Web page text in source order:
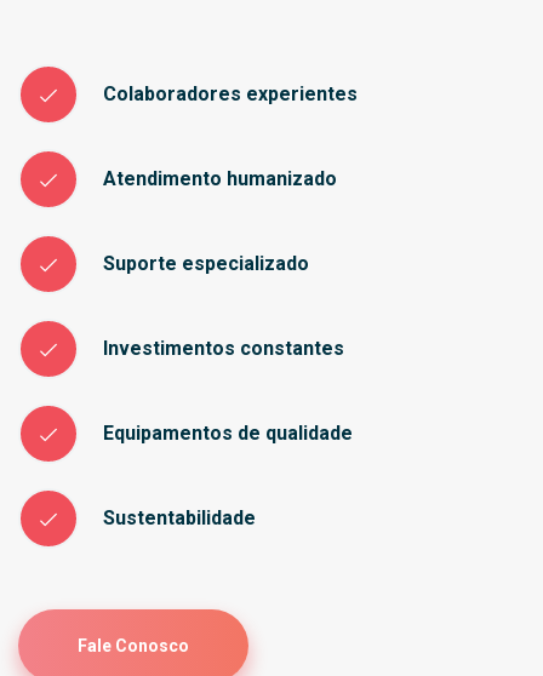
Colaboradores experientes
Atendimento humanizado
Suporte especializado
Investimentos constantes
Equipamentos de qualidade
Sustentabilidade
Fale Conosco